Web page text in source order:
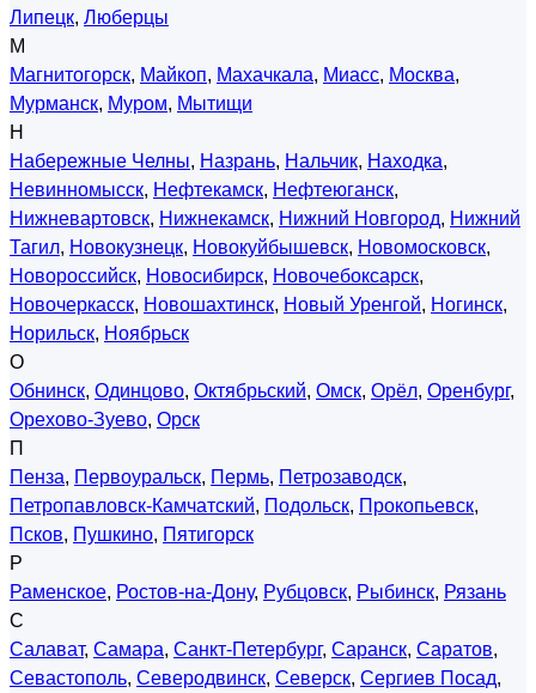
Липецк, Люберцы
М
Магнитогорск, Майкоп, Махачкала, Миасс, Москва,
Мурманск, Муром, Мытищи
Н
Набережные Челны, Назрань, Нальчик, Находка,
Невинномысск, Нефтекамск, Нефтеюганск,
Нижневартовск, Нижнекамск, Нижний Новгород, Нижний
Тагил, Новокузнецк, Новокуйбышевск, Новомосковск,
Новороссийск, Новосибирск, Новочебоксарск,
Новочеркасск, Новошахтинск, Новый Уренгой, Ногинск,
Норильск, Ноябрьск
О
Обнинск, Одинцово, Октябрьский, Омск, Орёл, Оренбург,
Орехово-Зуево, Орск
П
Пенза, Первоуральск, Пермь, Петрозаводск,
Петропавловск-Камчатский, Подольск, Прокопьевск,
Псков, Пушкино, Пятигорск
Р
Раменское, Ростов-на-Дону, Рубцовск, Рыбинск, Рязань
С
Салават, Самара, Санкт-Петербург, Саранск, Саратов,
Севастополь, Северодвинск, Северск, Сергиев Посад,